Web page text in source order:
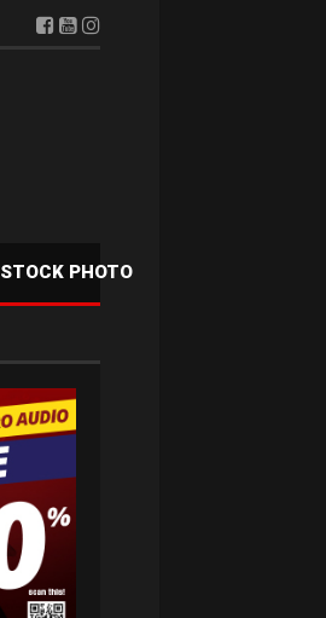
STOCK PHOTO